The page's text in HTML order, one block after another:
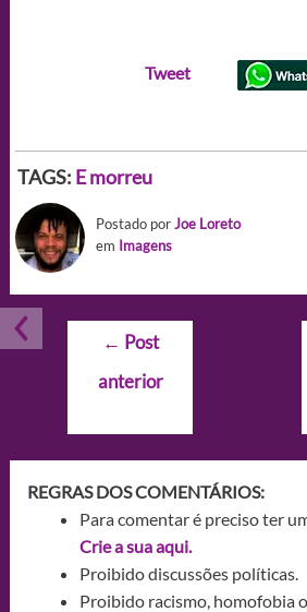
Tweet
TAGS: E morreu
Postado porJoe Loreto
em Imagens
Navegação
Post
← Post
anterior
REGRAS DOS COMENTÁRIOS:
Para comentar é preciso ter
Crie a sua aqui.
Proibido discussões políticas.
Proibido racismo, homofobia